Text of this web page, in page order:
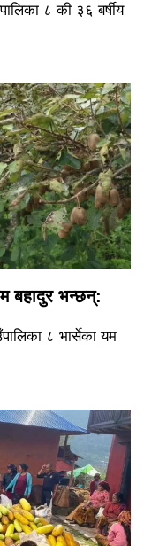
८ की ३६ बर्षीय
बहादुर भन्छन्:
८ भार्सेका यम